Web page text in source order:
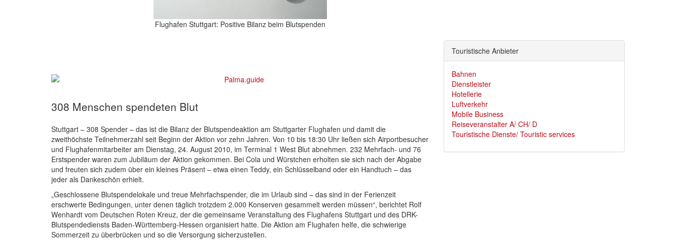
Flughafen Stuttgart: Positive Bilanz beim Blutspenden
308 Menschen spendeten Blut
Stuttgart – 308 Spender – das ist die Bilanz der Blutspendeaktion am Stuttgarter Flughafen und damit die
zweithöchste Teilnehmerzahl seit Beginn der Aktion vor zehn Jahren. Von 10 bis 18:30 Uhr ließen sich Airportbesucher
und Flughafenmitarbeiter am Dienstag, 24. August 2010, im Terminal 1 West Blut abnehmen. 232 Mehrfach- und 76
Erstspender waren zum Jubiläum der Aktion gekommen. Bei Cola und Würstchen erholten sie sich nach der Abgabe
und freuten sich zudem über ein kleines Präsent – etwa einen Teddy, ein Schlüsselband oder ein Handtuch – das
jeder als Dankeschön erhielt.
„Geschlossene Blutspendelokale und treue Mehrfachspender, die im Urlaub sind – das sind in der Ferienzeit
erschwerte Bedingungen, unter denen täglich trotzdem 2.000 Konserven gesammelt werden müssen“, berichtet Rolf
Wenhardt vom Deutschen Roten Kreuz, der die gemeinsame Veranstaltung des Flughafens Stuttgart und des DRK-
Blutspendediensts Baden-Württemberg-Hessen organisiert hatte. Die Aktion am Flughafen helfe, die schwierige
Sommerzeit zu überbrücken und so die Versorgung sicherzustellen.
Touristische Anbieter
Bahnen
Dienstleister
Hotellerie
Luftverkehr
Mobile Business
Reiseveranstalter A/ CH/ D
Touristische Dienste/ Touristic services